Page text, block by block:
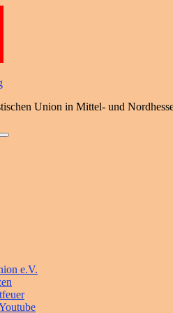
Union in Mittel- und
Suchen
e.V.